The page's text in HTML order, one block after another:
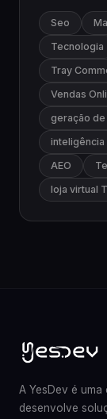
Seo
Tecnologia
Tray
Vendas
geração de
inteligência
AEO
loja virtual
A YesDev é
desenvolve